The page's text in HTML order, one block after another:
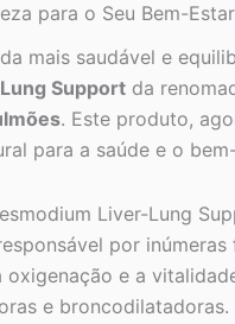
para o Seu Bem-
mais saudável e
Support da
. Este produto,
para a saúde e o
Liver-Lung
por
oxigenação e a
e